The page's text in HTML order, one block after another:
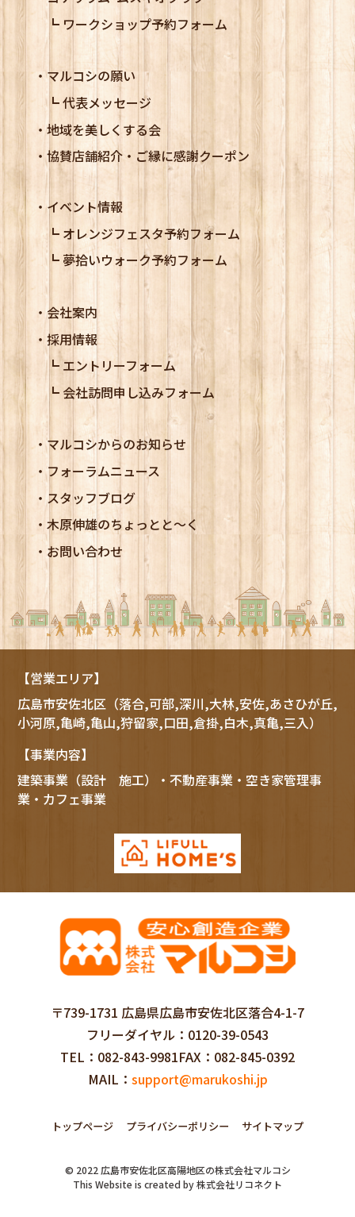
ワークショップ予約フォーム
マルコシの願い
代表メッセージ
地域を美しくする会
協賛店舗紹介・ご縁に感謝クーポン
イベント情報
オレンジフェスタ予約フォーム
夢拾いウォーク予約フォーム
会社案内
採用情報
エントリーフォーム
会社訪問申し込みフォーム
マルコシからのお知らせ
フォーラムニュース
スタッフブログ
木原伸雄のちょっとと～く
お問い合わせ
【営業エリア】
広島市安佐北区（落合,可部,深川,大林,安佐,あさひが丘,
小河原,亀崎,亀山,狩留家,口田,倉掛,白木,真亀,三入）
【事業内容】
建築事業（設計 施工）・不動産事業・空き家管理事
業・カフェ事業
〒739-1731 広島県広島市安佐北区落合4-1-7
フリーダイヤル
0120-39-0543
TEL
082-843-9981FAX
082-845-0392
MAIL
support@marukoshi.jp
トップページ プライバシーポリシー サイトマップ
© 2022 広島市安佐北区高陽地区の株式会社マルコシ
This Website is created by株式会社リコネクト